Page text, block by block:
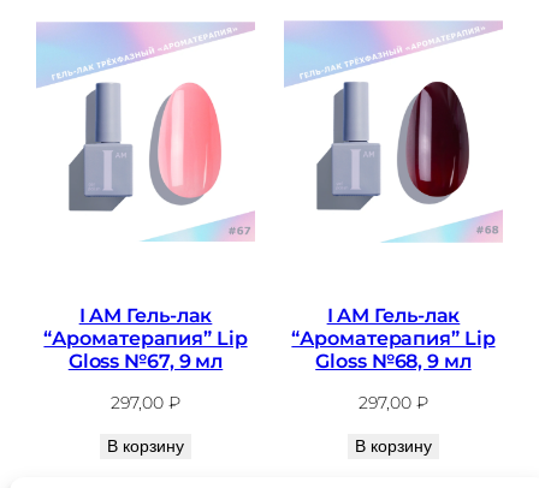
I AM Гель-лак
“Ароматерапия” Lip
Gloss №67, 9 мл
297,00 ₽
В корзину
I AM Гель-лак
“Ароматерапия” Lip
Gloss №68, 9 мл
297,00 ₽
В корзину